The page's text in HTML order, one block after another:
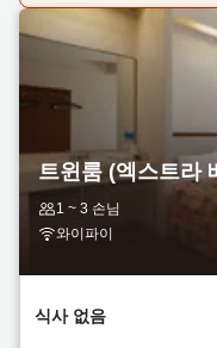
조식 포함 (
더 읽어보기
(세금 포함)
1박 숙박 및
(세금 포함)
트윈룸 (엑스트라
1 ~ 3 손님
와이파이
식사 없음